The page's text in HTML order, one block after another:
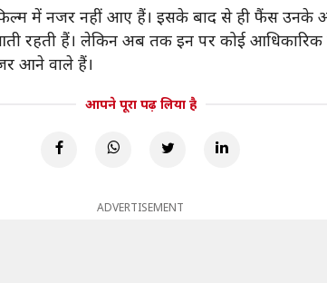
में नजर नहीं आए हैं। इसके बाद से ही फैंस उनके
रहती हैं। लेकिन अब तक इन पर कोई आधिकारिक
आने वाले हैं।
आपने पूरा पढ़ लिया है
ADVERTISEMENT